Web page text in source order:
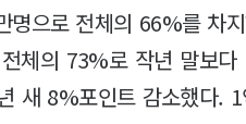
명으로 전체의 66%를 차
체의 73%로 작년 말보
새 8%포인트 감소했다.